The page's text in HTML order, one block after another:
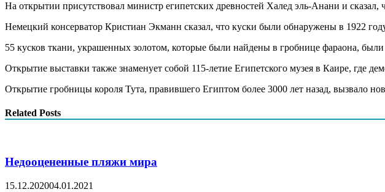
На открытии присутствовал министр египетских древностей Халед эль-Анани и
Немецкий консерватор Кристиан Экманн сказал, что куски были обнаружены в 1922
55 кусков ткани, украшенных золотом, которые были найдены в гробнице фараона,
Открытие выставки также знаменует собой 115-летие Египетского музея в Каире, где
Открытие гробницы короля Тута, правившего Египтом более 3000 лет назад, вызвало
Related Posts
Недооцененные пляжи мира
15.12.202004.01.2021